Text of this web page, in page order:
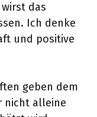
das
Ich denke
und positive
geben dem
nicht alleine